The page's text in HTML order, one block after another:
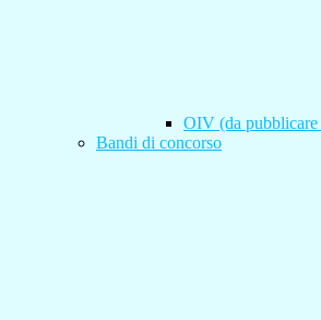
OIV (da pubblicare
Bandi di concorso